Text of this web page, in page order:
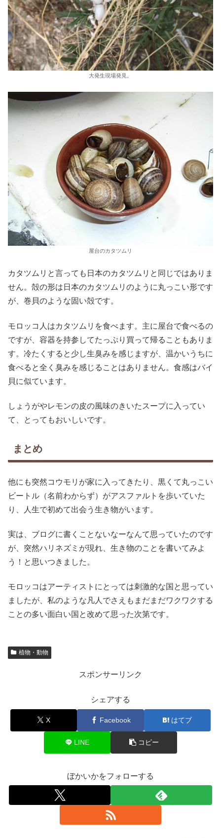
大発生現場発見。
屋台のカタツムリ
カタツムリと言っても日本のカタツムリと同じではありま
せん。殻の形は日本のカタツムリのように丸っこい形です
が、巻貝のような固い殻です。
モロッコ人はカタツムリを食べます。主に屋台で食べるの
ですが、容器を持参してたっぷり買って帰ることもありま
す。冷たくすると少し生臭みを感じますが、温かいうちに
食べると全く臭みを感じることはありません。食感はバイ
貝に似ています。
しょうがやレモンの皮の風味のきいたスープに入ってい
て、とってもおいしいです。
まとめ
他にも突然コウモリが家に入ってきたり、黒くて丸っこい
ビートル（名前わからず）がアスファルトを歩いていた
り、人生で初めて出会う生き物がいます。
実は、ブログに書くことないなーなんて思っていたのです
が、突然ハリネズミが現れ、生き物のことを書いてみよ
う！と思いつきました。
モロッコはアーティストにとっては刺激的な国と思ってい
ましたが、私のような凡人でさえもまだまだワクワクする
ことの多い面白い国と改めて思った次第です。
植物・動物
スポンサーリンク
シェアする
X Facebook はてブ
LINE コピー
ぼかいかをフォローする